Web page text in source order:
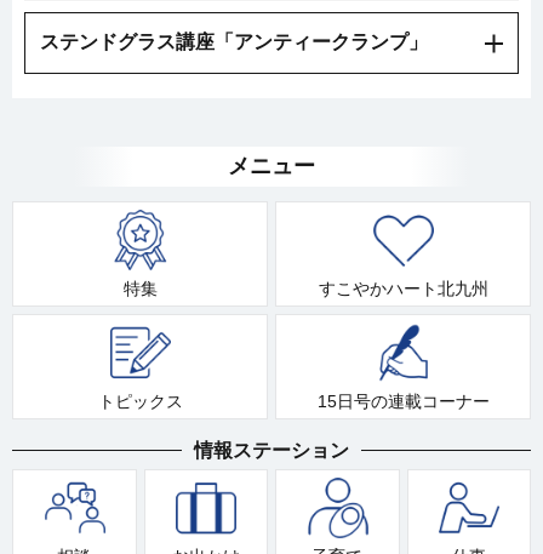
ステンドグラス講座「アンティークランプ」
メニュー
特集 すこやかハート北九州
トピックス 15日号の連載コーナー
情報ステーション